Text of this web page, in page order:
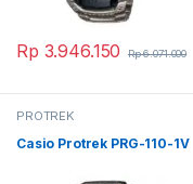
Rp 3.946.150 Rp6.071.000
PROTREK
Casio Protrek PRG-110-1V